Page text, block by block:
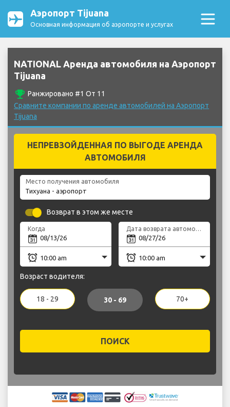
Аэропорт Tijuana
Основная информация об аэропорте и услугах
NATIONAL Аренда автомобиля на Аэропорт
Tijuana
emoji_events Ранжировано #1 От 11
Сравните компании по аренде автомобилей на Аэропорт
Tijuana
НЕПРЕВЗОЙДЕННАЯ ПО ВЫГОДЕ АРЕНДА
АВТОМОБИЛЯ
Место получения автомобиля
Возврат в этом же месте
Когда Дата возврата автомобиля
Возраст водителя:
18 - 29 30 - 69 70+
ПОИСК